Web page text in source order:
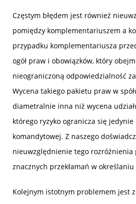
Częstym błędem jest również
pomiędzy komplementariuszem a
przypadku komplementariusza
ogół praw i obowiązków, który
nieograniczoną odpowiedzialność
Wycena takiego pakietu praw w
diametralnie inna niż wycena
którego ryzyko ogranicza się
komandytowej. Z naszego
nieuwzględnienie tego rozróżnienia
znacznych przekłamań w
Kolejnym istotnym problemem jest